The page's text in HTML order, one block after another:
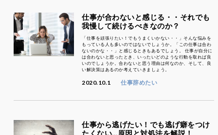
仕事が合わないと感じる・・それでも
我慢して続けるべきなのか？
「仕事を頑張りたい！でもうまくいかない・・」そんな悩みを
もっている人も多いのではないでしょうか。「この仕事は合わ
ないのかな・・」と感じるときもあるでしょう。 仕事が自分に
は合わないと思ったとき、いったいどのような行動を取れば良
いのでしょうか。合わないと思う理由は何なのか、そして、良
い解決策はあるのか考えていきましょう。
2020.10.1 仕事辞めたい
仕事から逃げたい！でも逃げ癖をつけ
たくない…原因と対処法を解説！